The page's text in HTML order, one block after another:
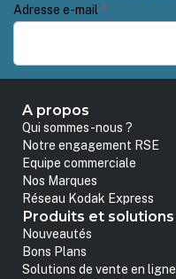
Adresse e-mail *
A propos
Qui sommes-nous ?
Notre engagement RSE
Equipe commerciale
Nos Marques
Réseau Kodak Express
Produits et solutions
Nouveautés
Bons Plans
Solutions de vente en ligne